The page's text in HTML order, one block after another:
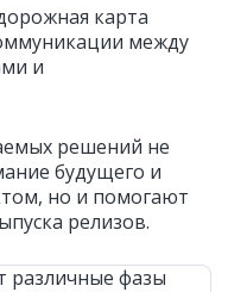
карта
между
и
решений не
будущего и
но и помогают
релизов.